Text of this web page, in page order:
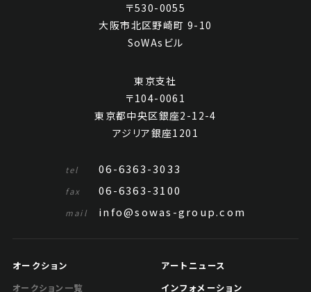
〒530-0055
大阪市北区野崎町 9-10
SoWAsビル
東京支社
〒104-0061
東京都中央区銀座2-12-4
アジリア銀座1201
tel 06-6363-3033
fax 06-6363-3100
mail info@sowas-group.com
オークション
オークション一覧
アートニュース
インフォメーション